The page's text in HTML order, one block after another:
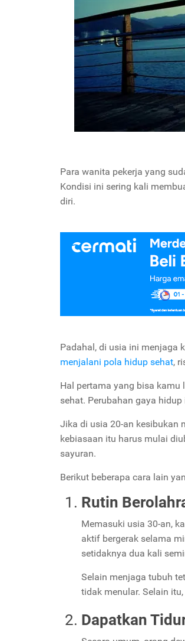
Para wanita pekerja yang
Kondisi ini sering kali
diri.
Padahal, di usia ini menjaga
menjalani pola hidup sehat,
Hal pertama yang bisa
sehat. Perubahan gaya
Jika di usia 20-an kesibukan
kebiasaan itu harus mulai
sayuran.
Berikut beberapa cara lain
Rutin
Memasuki usia 30-an,
aktif bergerak selama
setidaknya dua kali
Selain menjaga tubuh
tidak menular. Selain
Dapatkan